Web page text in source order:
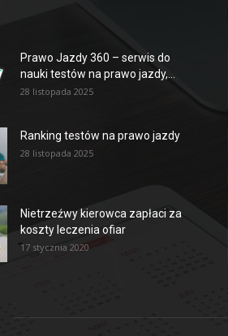
Prawo Jazdy 360 – serwis do
nauki testów na prawo jazdy,...
28 listopada 2025
Ranking testów na prawo jazdy
28 listopada 2025
Nietrzeźwy kierowca zapłaci za
koszty leczenia ofiar
17 stycznia 2020